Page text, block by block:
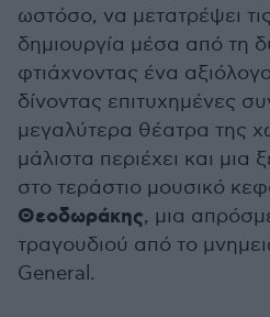
ωστόσο, να μετατρέψει
δημιουργία μέσα από τη
φτιάχνοντας ένα
δίνοντας επιτυχημένες
μεγαλύτερα θέατρα της
μάλιστα περιέχει και
στο τεράστιο μουσικό
Θεοδωράκης, μια
τραγουδιού από το
General.